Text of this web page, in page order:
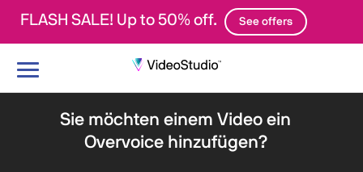
FLASH SALE! Up to 50% off. See offers
Navigation
Sie möchten einem Video ein
Overvoice hinzufügen?